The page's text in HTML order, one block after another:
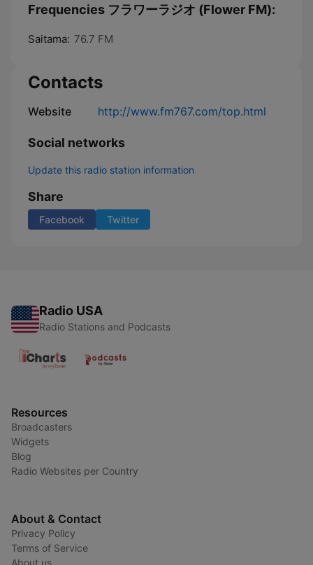
Frequencies フラワーラジオ (Flower FM):
Saitama: 76.7 FM
Contacts
Website http://www.fm767.com/top.html
Social networks
Update this radio station information
Share
Facebook Twitter
Radio USA
Radio Stations and Podcasts
Resources
Broadcasters
Widgets
Blog
Radio Websites per Country
About & Contact
Privacy Policy
Terms of Service
About us